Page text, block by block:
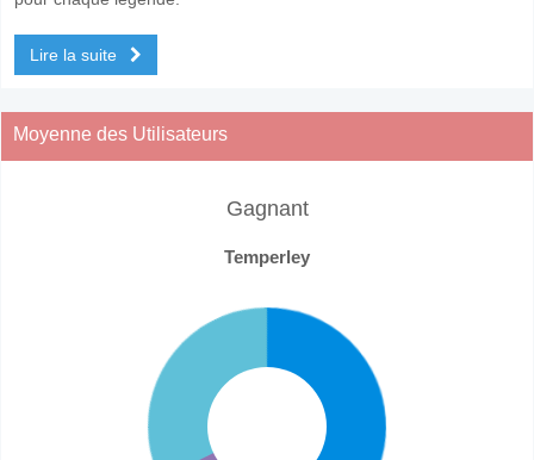
Lire la suite
Moyenne des Utilisateurs
Gagnant
Temperley